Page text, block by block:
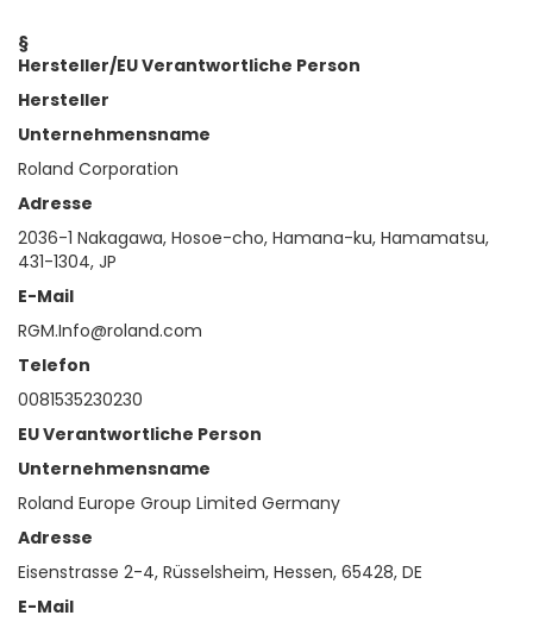
§
Hersteller/EU Verantwortliche Person
Hersteller
Unternehmensname
Roland Corporation
Adresse
2036-1 Nakagawa, Hosoe-cho, Hamana-ku, Hamamatsu,
431-1304, JP
E-Mail
RGM.Info@roland.com
Telefon
0081535230230
EU Verantwortliche Person
Unternehmensname
Roland Europe Group Limited Germany
Adresse
Eisenstrasse 2-4, Rüsselsheim, Hessen, 65428, DE
E-Mail